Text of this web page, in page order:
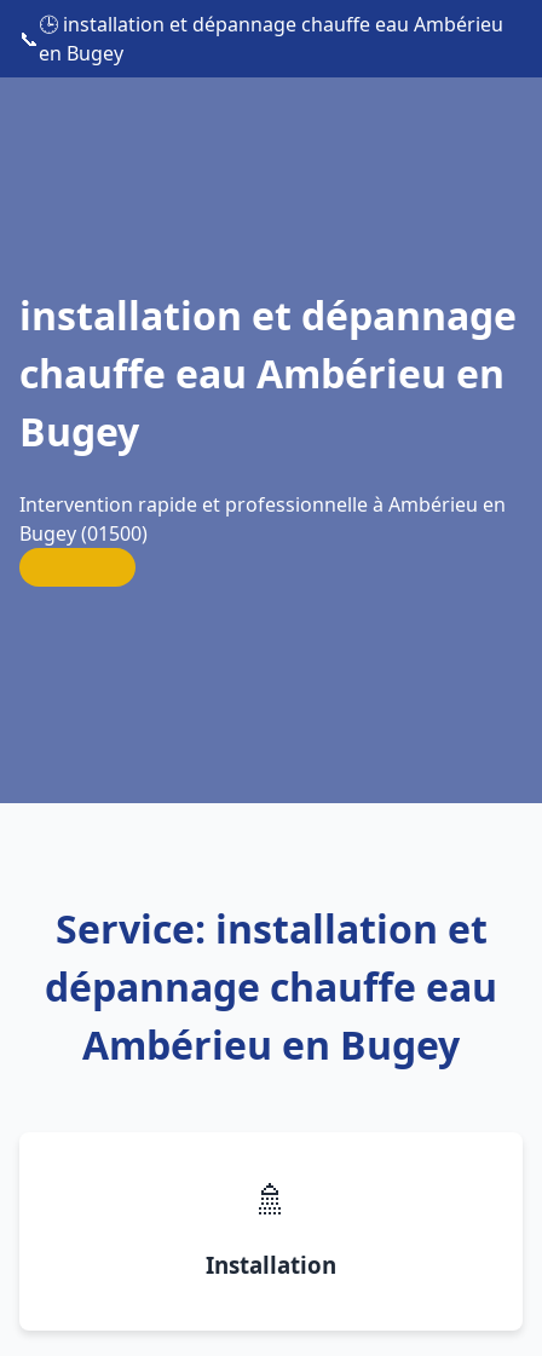
📞
🕒 installation et dépannage chauffe eau Ambérieu
en Bugey
installation et dépannage
chauffe eau Ambérieu en
Bugey
Intervention rapide et professionnelle à Ambérieu en
Bugey (01500)
Service: installation et
dépannage chauffe eau
Ambérieu en Bugey
🚿
Installation